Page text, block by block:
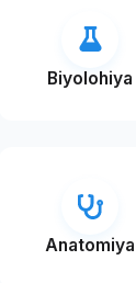
Biyolohiya
Anatomiya